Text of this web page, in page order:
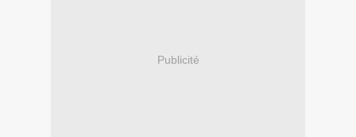
Publicité